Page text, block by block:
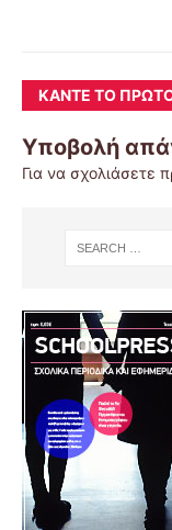
ΚΆΝΤΕ ΤΟ
Υποβολή
Για να σχολιάσετε